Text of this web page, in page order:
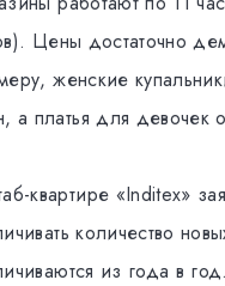
Цены достаточно
женские
а платья для девочек
квартире «Inditex»
количество
из года в